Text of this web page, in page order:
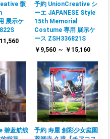
骸
展示ケ
予約 UnionCreative シ
ーエ JAPANESE Style
15th Memorial
Costume 専用 展示ケ
ース ZSH336821S
￥9,560 ～ ￥15,160
碧蓝航线
予約 寿屋 創彩少女庭園